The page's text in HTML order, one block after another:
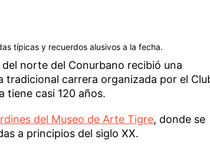
típicas y recuerdos alusivos a la fecha.
norte del Conurbano recibió una
tradicional carrera organizada por el
tiene casi 120 años.
del Museo de Arte Tigre, donde se
a principios del siglo XX.